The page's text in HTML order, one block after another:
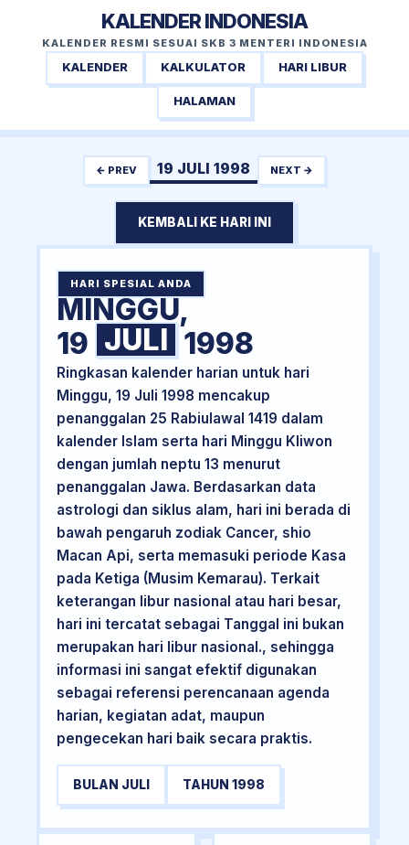
KALENDER INDONESIA
KALENDER RESMI SESUAI SKB 3 MENTERI INDONESIA
KALENDER KALKULATOR HARI LIBUR
HALAMAN
← PREV 19 JULI 1998 NEXT →
KEMBALI KE HARI INI
HARI SPESIAL ANDA
MINGGU,
19 JULI 1998
Ringkasan kalender harian untuk hari
Minggu, 19 Juli 1998 mencakup
penanggalan 25 Rabiulawal 1419 dalam
kalender Islam serta hari Minggu Kliwon
dengan jumlah neptu 13 menurut
penanggalan Jawa. Berdasarkan data
astrologi dan siklus alam, hari ini berada di
bawah pengaruh zodiak Cancer, shio
Macan Api, serta memasuki periode Kasa
pada Ketiga (Musim Kemarau). Terkait
keterangan libur nasional atau hari besar,
hari ini tercatat sebagai Tanggal ini bukan
merupakan hari libur nasional., sehingga
informasi ini sangat efektif digunakan
sebagai referensi perencanaan agenda
harian, kegiatan adat, maupun
pengecekan hari baik secara praktis.
BULAN JULI TAHUN 1998